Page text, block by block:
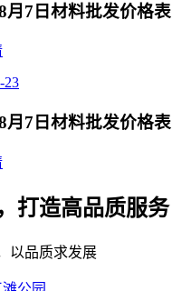
月7日材料批发价格表
月7日材料批发价格表
打造高品质服务
以品质求发展